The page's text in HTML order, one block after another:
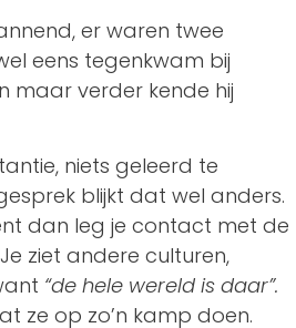
er waren twee
eens tegenkwam bij
maar verder kende hij
niets geleerd te
blijkt dat wel anders.
dan leg je contact met de
ziet andere culturen,
“de hele wereld is daar”.
ze op zo’n kamp doen.